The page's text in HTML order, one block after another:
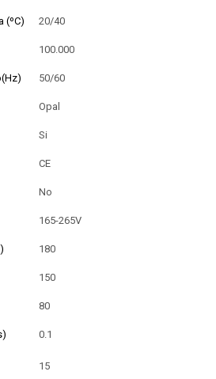
(ºC) 20/40
100.000
50/60
Opal
Si
CE
No
165-265V
180
150
80
0.1
15